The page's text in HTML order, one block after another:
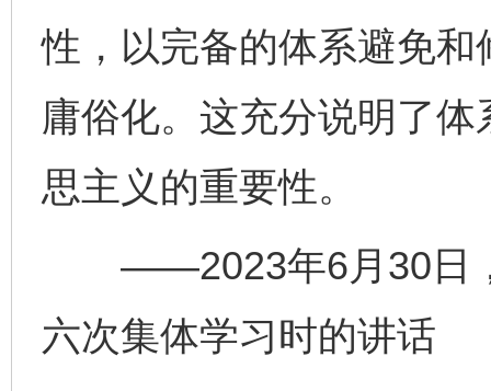
性，以完备的体系避免
庸俗化。这充分说明了
思主义的重要性。
——2023年6月30日，
六次集体学习时的讲话